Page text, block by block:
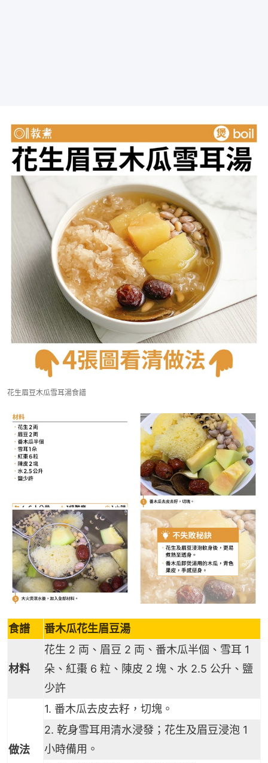
花生眉豆木瓜雪耳湯食譜
食譜 番木瓜花生眉豆湯
材料
花生 2 両、眉豆 2 両、番木瓜半個、雪耳 1
朵、紅棗 6 粒、陳皮 2 塊、水 2.5 公升、鹽
少許
做法
1. 番木瓜去皮去籽，切塊。
2. 乾身雪耳用清水浸發；花生及眉豆浸泡 1
小時備用。